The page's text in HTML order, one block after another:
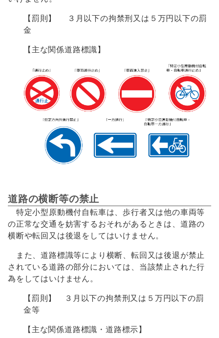
【罰則】 ３月以下の拘禁刑又は５万円以下の罰
金
【主な関係道路標識】
道路の横断等の禁止
特定小型原動機付自転車は、歩行者又は他の車両等
の正常な交通を妨害するおそれがあるときは、道路の
横断や転回又は後退をしてはいけません。
また、道路標識等により横断、転回又は後退が禁止
されている道路の部分においては、当該禁止された行
為をしてはいけません。
【罰則】 ３月以下の拘禁刑又は５万円以下の罰
金等
【主な関係道路標識・道路標示】